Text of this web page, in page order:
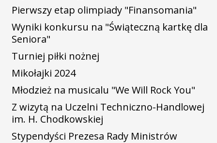
Pierwszy etap olimpiady "Finansomania"
Wyniki konkursu na "Świąteczną kartkę dla
Seniora"
Turniej piłki nożnej
Mikołajki 2024
Młodzież na musicalu "We Will Rock You"
Z wizytą na Uczelni Techniczno-Handlowej
im. H. Chodkowskiej
Stypendyści Prezesa Rady Ministrów